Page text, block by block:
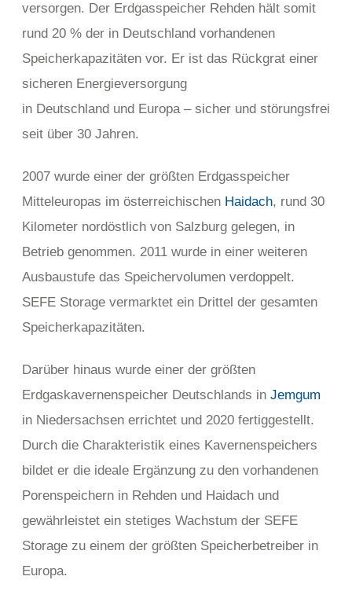
versorgen. Der Erdgasspeicher Rehden hält somit
rund 20 % der in Deutschland vorhandenen
Speicherkapazitäten vor. Er ist das Rückgrat einer
sicheren Energieversorgung
in Deutschland und Europa – sicher und störungsfrei
seit über 30 Jahren.
2007 wurde einer der größten Erdgasspeicher
Mitteleuropas im österreichischen Haidach, rund 30
Kilometer nordöstlich von Salzburg gelegen, in
Betrieb genommen. 2011 wurde in einer weiteren
Ausbaustufe das Speichervolumen verdoppelt.
SEFE Storage vermarktet ein Drittel der gesamten
Speicherkapazitäten.
Darüber hinaus wurde einer der größten
Erdgaskavernenspeicher Deutschlands in Jemgum
in Niedersachsen errichtet und 2020 fertiggestellt.
Durch die Charakteristik eines Kavernenspeichers
bildet er die ideale Ergänzung zu den vorhandenen
Porenspeichern in Rehden und Haidach und
gewährleistet ein stetiges Wachstum der SEFE
Storage zu einem der größten Speicherbetreiber in
Europa.